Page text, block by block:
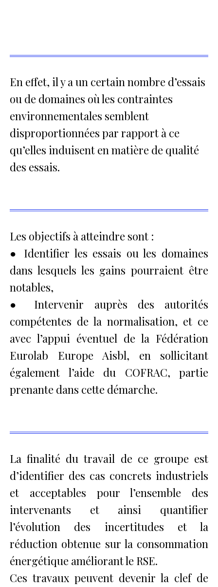
En effet, il y a un certain nombre d’essais
ou de domaines où les contraintes
environnementales semblent
disproportionnées par rapport à ce
qu’elles induisent en matière de qualité
des essais.
Les objectifs à atteindre sont :
● Identifier les essais ou les domaines
dans lesquels les gains pourraient être
notables,
● Intervenir auprès des autorités
compétentes de la normalisation, et ce
avec l’appui éventuel de la Fédération
Eurolab Europe Aisbl, en sollicitant
également l’aide du COFRAC, partie
prenante dans cette démarche.
La finalité du travail de ce groupe est
d’identifier des cas concrets industriels
et acceptables pour l’ensemble des
intervenants et ainsi quantifier
l’évolution des incertitudes et la
réduction obtenue sur la consommation
énergétique améliorant le RSE.
Ces travaux peuvent devenir la clef de